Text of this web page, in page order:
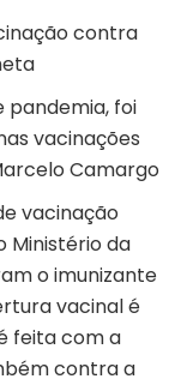
contra
pandemia, foi
vacinações
Camargo
vacinação
Ministério da
o imunizante
vacinal é
feita com a
contra a